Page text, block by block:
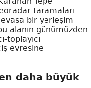
taramaları
bir yerleşim
alanın günümüzden
toplayıcı
evresine
daha büyük